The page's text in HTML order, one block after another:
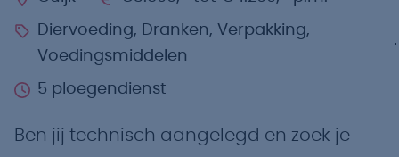
Diervoeding, Dranken, Verpakking,
Voedingsmiddelen
5 ploegendienst
Ben jij technisch aangelegd en zoek je